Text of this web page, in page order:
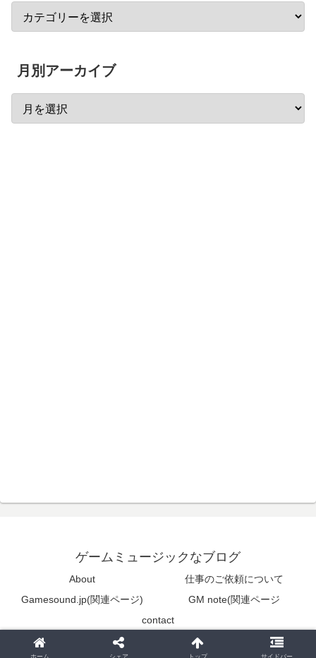
月別アーカイブ
ゲームミュージックなブログ
About
仕事のご依頼について
Gamesound.jp(関連ページ)
GM note(関連ページ
contact
© 2005-2026 ゲームミュージックなブログ.
ホーム シェア トップ サイドバー